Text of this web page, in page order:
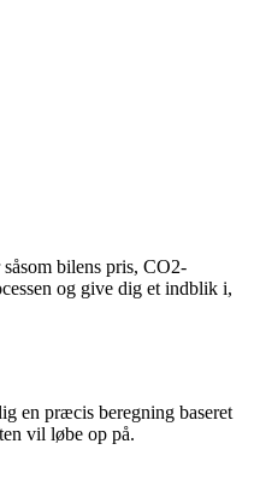
bilens pris, CO2-
og give dig et indblik i,
en præcis beregning baseret
vil løbe op på.